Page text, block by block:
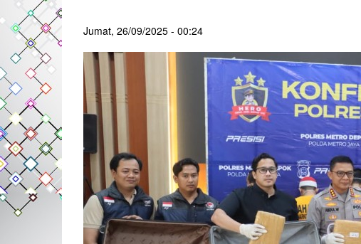
Jumat, 26/09/2025 - 00:24